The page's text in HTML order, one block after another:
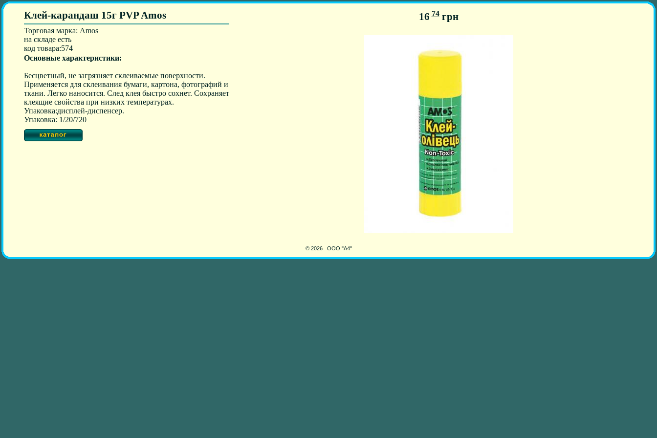
Клей-карандaш 15г PVP Amos
Торговая марка: Amos
на складе есть
код товара:574
Основные характеристики:
Бесцветный, не загрязняет склеиваемые поверхности.
Применяется для склеивания бумаги, картона, фотографий и
ткани. Легко наносится. След клея быстро сохнет. Сохраняет
клеящие свойства при низких температурах.
Упаковка:дисплей-диспенсер.
Упаковка: 1/20/720
16 74грн
© 2026 ООО "А4"